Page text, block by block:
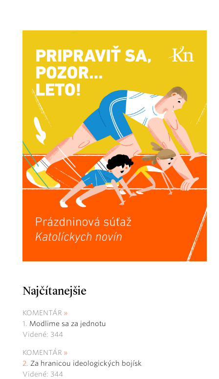
Najčítanejšie
KOMENTÁR
Modlime sa za jednotu
Videné: 344
KOMENTÁR
Za hranicou ideologických bojísk
Videné: 344